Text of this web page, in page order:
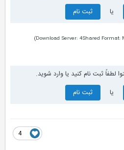
ثبت نام
ثبت نام کنید یا وارد شوید.
ثبت نام